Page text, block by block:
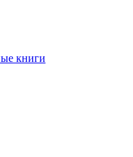
книги